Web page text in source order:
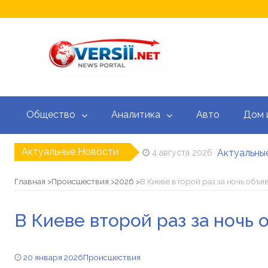
Общество Аналитика Авто Дом
Актуальные Новости 4 августа 2026
20 июля 2026 Доплата 10
5 августа 2026 Курс
Главная Происшествия 2026 В Киеве второй раз за ночь
В Киеве второй раз за ночь
20 января 2026Происшествия